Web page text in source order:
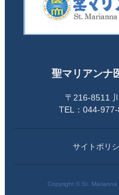
聖マリアンナ
〒216-8511
TEL：044-
サイトポリ
Copyright © St. Marianna